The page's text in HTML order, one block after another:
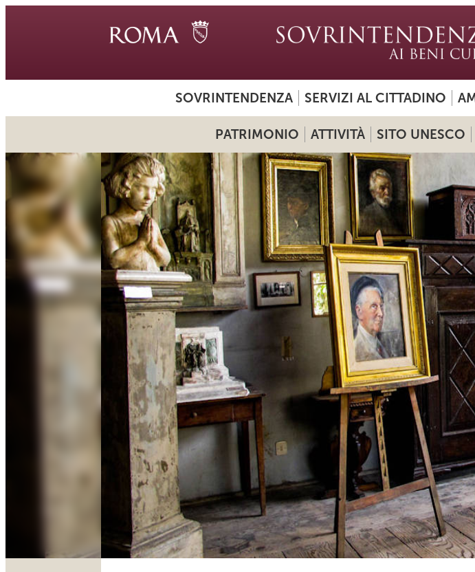
SOVRINTENDENZA SERVIZI AL CITTADINO
PATRIMONIO ATTIVITÀ SITO UNESCO